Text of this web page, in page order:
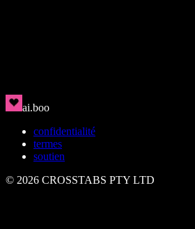
ai.boo
confidentialité
termes
soutien
© 2026 CROSSTABS PTY LTD